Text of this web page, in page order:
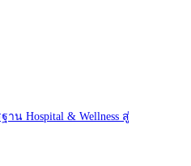
น Hospital & Wellness สู่